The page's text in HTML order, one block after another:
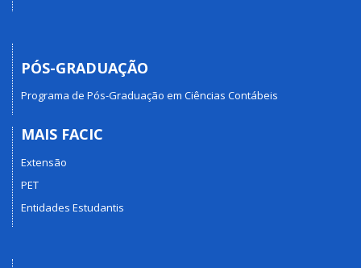
PÓS-GRADUAÇÃO
Programa de Pós-Graduação em Ciências Contábeis
MAIS FACIC
Extensão
PET
Entidades Estudantis